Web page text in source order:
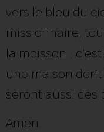
vers le bleu du
missionnaire,
la moisson ;
une maison dont
seront aussi des
Amen.